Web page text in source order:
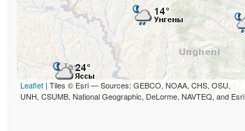
Leaflet | Tiles © Esri — Sources: GEBCO, NOAA, CHS, OSU,
UNH, CSUMB, National Geographic, DeLorme, NAVTEQ, and Esri